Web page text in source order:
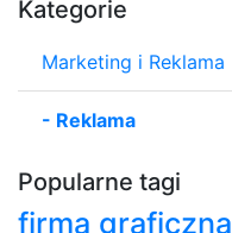
Kategorie
Marketing i Reklama
- Reklama
Popularne tagi
firma graficzna